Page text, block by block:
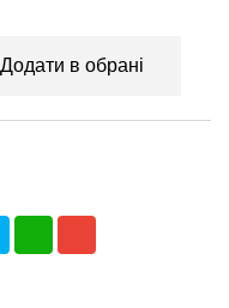
Додати в обрані
SkypeWhatsApp